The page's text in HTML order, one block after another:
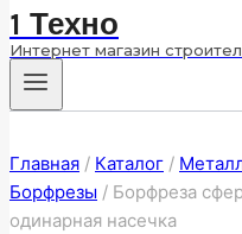
1 Техно
Интернет магазин
Главная / Каталог /
Борфрезы / Борфреза
одинарная насечка